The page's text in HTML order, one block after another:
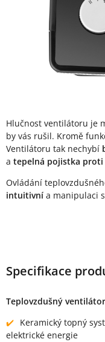
Hlučnost ventilátoru je
by vás rušil. Kromě
Ventilátoru tak nechybí
a tepelná pojistka
Ovládání
intuitivní a manipulaci
Specifikace
Teplovzdušný ventilátor
Keramický topný
elektrické energie